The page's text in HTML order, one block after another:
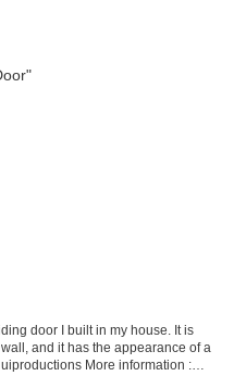
door I built in my house. It is
and it has the appearance of a
More information :